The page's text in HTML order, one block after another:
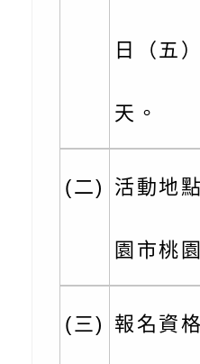
家庭好
成果分
充實方
覺暫留
字稿及
有關桃
學辦理
充實方
角色驅
「學生
關事項
檢送行
月份公
台北松
「櫻桃
展」
檢送桃
字稿及
轉知國
「115
檢送桃
日（五
天。
(二) 活動地
園市桃
(三) 報名資